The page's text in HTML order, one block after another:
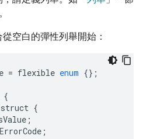
空白的彈性列舉開始：
= flexible enum {};
{
struct {
;
;